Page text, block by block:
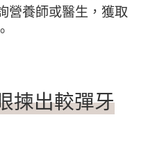
營養師或醫生，獲取
揀出較彈牙